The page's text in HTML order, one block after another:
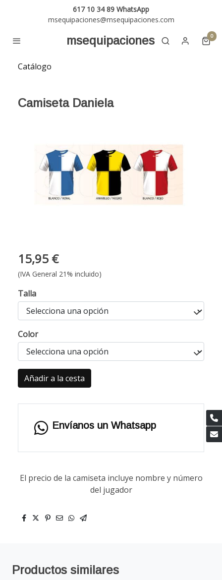
617 10 34 89 WhatsApp
msequipaciones@msequipaciones.com
msequipaciones 0
Catálogo
Camiseta Daniela
15,95 €
(IVA General 21% incluido)
Talla
Color
Añadir a la cesta
Envíanos un Whatsapp
El precio de la camiseta incluye nombre y número
del jugador
Productos similares